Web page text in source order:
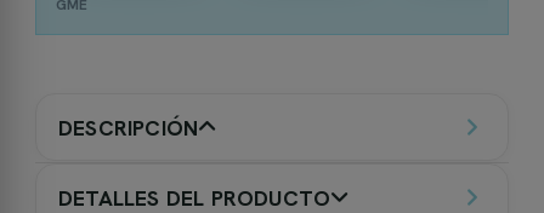
GME
DESCRIPCIÓN
DETALLES DEL PRODUCTO